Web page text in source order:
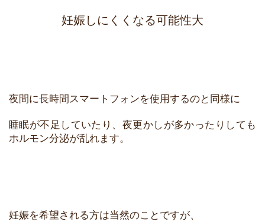
妊娠しにくくなる可能性大
夜間に長時間スマートフォンを使用するのと同様に
睡眠が不足していたり、夜更かしが多かったりしても
ホルモン分泌が乱れます。
妊娠を希望される方は当然のことですが、